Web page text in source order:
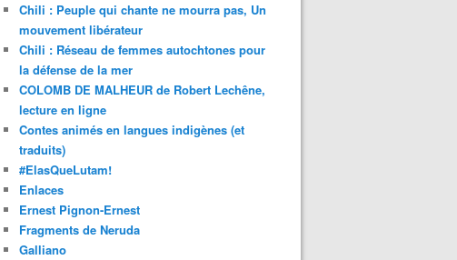
Chili : Peuple qui chante ne mourra pas, Un
mouvement libérateur
Chili : Réseau de femmes autochtones pour
la défense de la mer
COLOMB DE MALHEUR de Robert Lechêne,
lecture en ligne
Contes animés en langues indigènes (et
traduits)
#ElasQueLutam!
Enlaces
Ernest Pignon-Ernest
Fragments de Neruda
Galliano